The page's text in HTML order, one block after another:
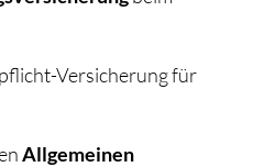
Versicherung für
Allgemeinen